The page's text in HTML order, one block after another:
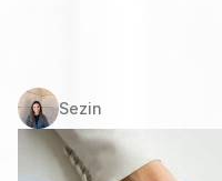
Bir
Sezin